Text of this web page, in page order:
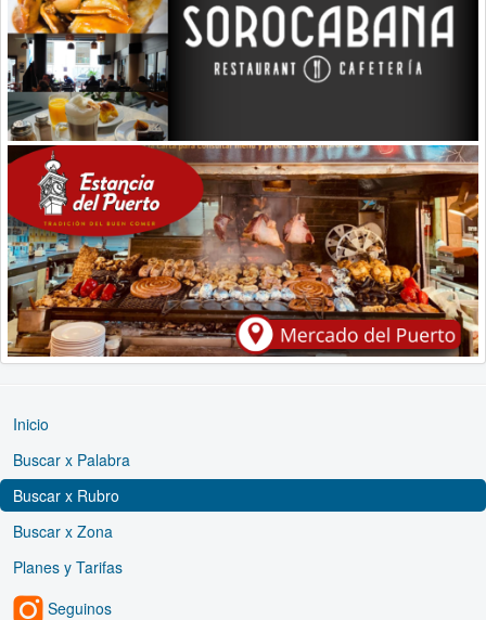
Inicio
Buscar x Palabra
Buscar x Rubro
Buscar x Zona
Planes y Tarifas
Seguinos